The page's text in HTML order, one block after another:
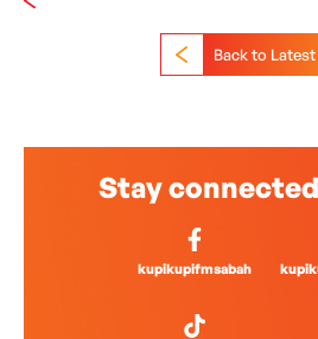
Back to
Stay
kupikupifmsabah